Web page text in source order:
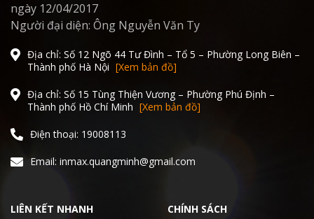
ngày 12/04/2017
Người đại diện: Ông Nguyễn Văn Ty
Địa chỉ: Số 12 Ngõ 44 Tư Đình – Tổ 5 – Phường Long Biên –
Thành phố Hà Nội [Xem bản đồ]
Địa chỉ: Số 15 Tùng Thiện Vương – Phường Phú Định –
Thành phố Hồ Chí Minh [Xem bản đồ]
Điện thoại: 19008113
Email: inmax.quangminh@gmail.com
LIÊN KẾT NHANH CHÍNH SÁCH